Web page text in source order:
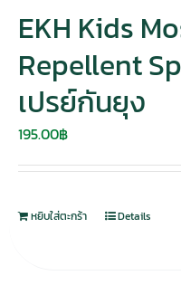
EKH Kids
Repellent
เปรย์กันยุง
195.00฿
หยิบใส่ตะกร้า Details